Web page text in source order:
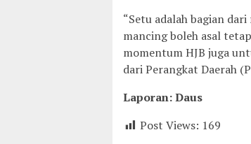
“Setu adalah bagian
mancing boleh asal
momentum HJB juga
dari Perangkat Daerah
Laporan: Daus
Post Views: 169